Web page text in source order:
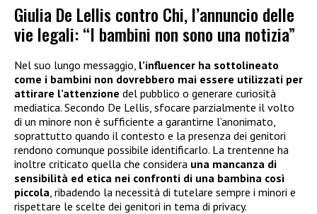
Giulia De Lellis contro Chi, l’annuncio delle
vie legali: “I bambini non sono una notizia”
Nel suo lungo messaggio, l’influencer ha sottolineato
come i bambini non dovrebbero mai essere utilizzati per
attirare l’attenzione del pubblico o generare curiosità
mediatica. Secondo De Lellis, sfocare parzialmente il volto
di un minore non è sufficiente a garantirne l’anonimato,
soprattutto quando il contesto e la presenza dei genitori
rendono comunque possibile identificarlo. La trentenne ha
inoltre criticato quella che considera una mancanza di
sensibilità ed etica nei confronti di una bambina così
piccola , ribadendo la necessità di tutelare sempre i minori e
rispettare le scelte dei genitori in tema di privacy.